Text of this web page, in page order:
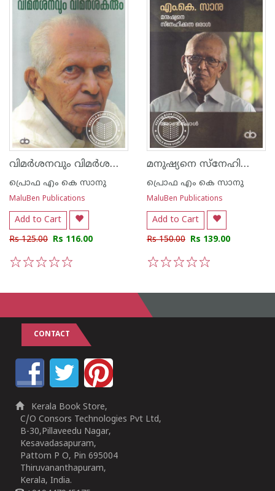
വിമര്‍ശനവും വിമര്‍ശകരും
പ്രൊഫ എം കെ സാനു
MaluBen Publications
Add to Cart
Rs 125.00 Rs 116.00
മനുഷ്യനെ സ്നേഹിക്കുന്ന ഒരാള്‍
പ്രൊഫ എം കെ സാനു
MaluBen Publications
Add to Cart
Rs 150.00 Rs 139.00
CONTACT
Kerala Book Store,
C/O Consors Technologies Pvt Ltd,
B-30,Pillaveedu Nagar,
Kesavadasapuram,
Pattom P O, Pin 695004
Thiruvananthapuram,
Kerala, India.